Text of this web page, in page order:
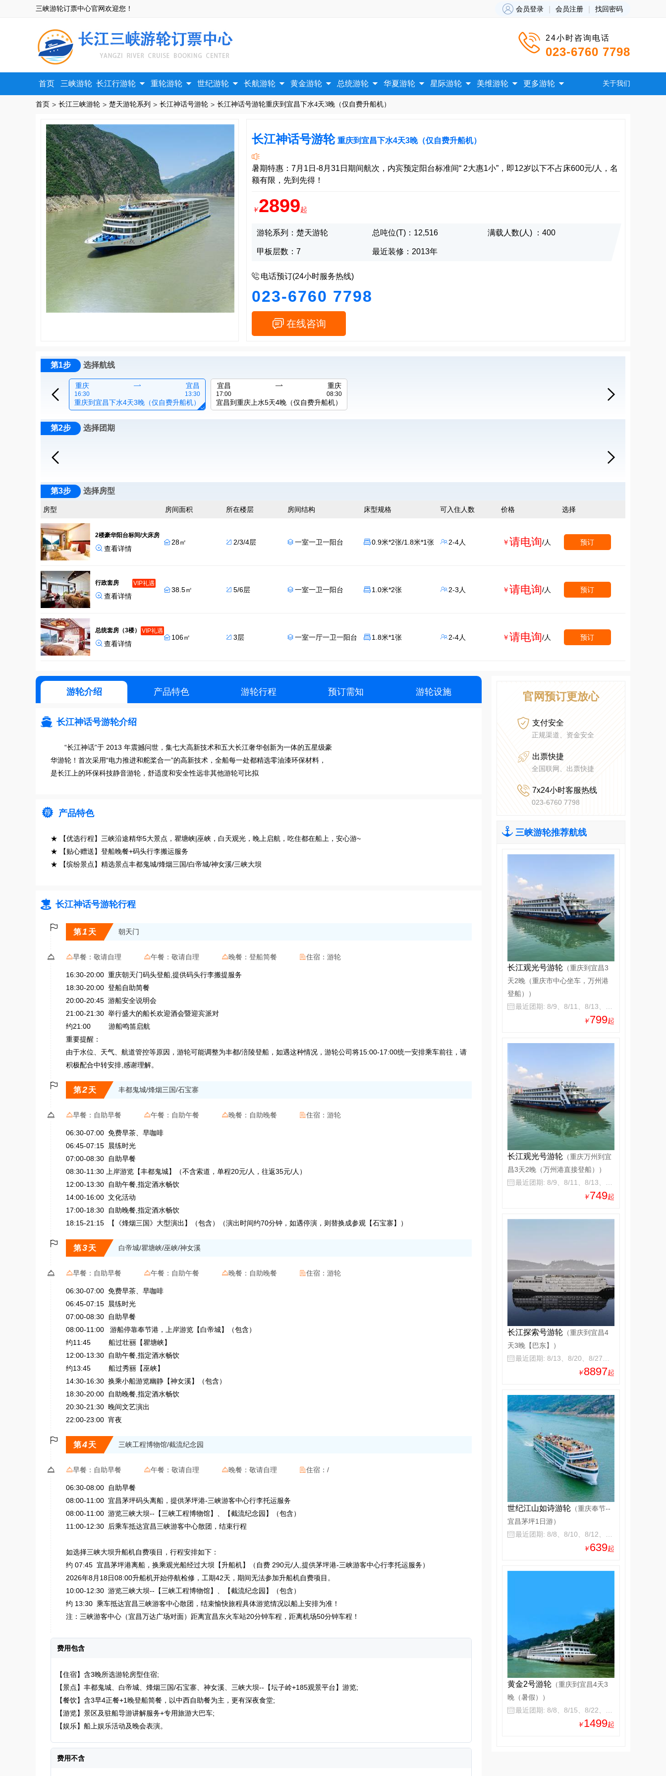
三峡游轮订票中心官网欢迎您！  会员登录 会员注册 找回密码
 24小时咨询电话
023-6760 7798
首页 三峡游轮 长江行游轮  重轮游轮  世纪游轮  长航游轮  黄金游轮  总统游轮  华夏游轮  星际游轮  美维游轮  更多游轮  关于我们
首页 > 长江三峡游轮 > 楚天游轮系列 > 长江神话号游轮 > 长江神话号游轮重庆到宜昌下水4天3晚（仅自费升船机）
长江神话号游轮 重庆到宜昌下水4天3晚（仅自费升船机）

暑期特惠：7月1日-8月31日期间航次，内宾预定阳台标准间“ 2大惠1小”，即12岁以下不占床600元/人，名
额有限，先到先得！
￥2899起
游轮系列：楚天游轮 总吨位(T)：12,516 满载人数(人) ：400
甲板层数：7 最近装修：2013年
 电话预订(24小时服务热线)
023-6760 7798
 在线咨询
第1步 选择航线

重庆
16:30
 宜昌
13:30
重庆到宜昌下水4天3晚（仅自费升船机） 
宜昌
17:00
 重庆
08:30
宜昌到重庆上水5天4晚（仅自费升船机）

第2步 选择团期
 
第3步 选择房型
房型 房间面积 所在楼层 房间结构 床型规格 可入住人数 价格 选择
2楼豪华阳台标间/大床房
 查看详情
 28㎡  2/3/4层  一室一卫一阳台 0.9米*2张/1.8米*1张  2-4人 ￥请电询/人 预订
行政套房 VIP礼遇
 查看详情
38.5㎡  5/6层  一室一卫一阳台  1.0米*2张  2-3人 ￥请电询/人 预订
总统套房（3楼） VIP礼遇
 查看详情
 106㎡  3层  一室一厅一卫一阳台  1.8米*1张  2-4人 ￥请电询/人 预订
游轮介绍 产品特色 游轮行程 预订需知 游轮设施
 长江神话号游轮介绍
“长江神话”于 2013 年震撼问世，集七大高新技术和五大长江奢华创新为一体的五星级豪
华游轮！首次采用“电力推进和舵桨合一”的高新技术，全船每一处都精选零油漆环保材料，
是长江上的环保科技静音游轮，舒适度和安全性远非其他游轮可比拟
 产品特色
★ 【优选行程】三峡沿途精华5大景点，瞿塘峡|巫峡，白天观光，晚上启航，吃住都在船上，安心游~
★ 【贴心赠送】登船晚餐+码头行李搬运服务
★ 【缤纷景点】精选景点丰都鬼城/烽烟三国/白帝城/神女溪/三峡大坝
 长江神话号游轮行程

第1 天 朝天门
 早餐： 敬请自理 午餐： 敬请自理 晚餐： 登船简餐 住宿： 游轮
16:30-20:00 重庆朝天门码头登船,提供码头行李搬提服务
18:30-20:00 登船自助简餐
20:00-20:45 游船安全说明会
21:00-21:30 举行盛大的船长欢迎酒会暨迎宾派对
约21:00 游船鸣笛启航
重要提醒：
由于水位、天气、航道管控等原因，游轮可能调整为丰都/涪陵登船，如遇这种情况，游轮公司将15:00-17:00统一安排乘车前往，请
积极配合中转安排,感谢理解。

第2天 丰都鬼城/烽烟三国/石宝寨
 早餐： 自助早餐 午餐： 自助午餐 晚餐： 自助晚餐 住宿： 游轮
06:30-07:00 免费早茶、早咖啡
06:45-07:15 晨练时光
07:00-08:30 自助早餐
08:30-11:30 上岸游览【丰都鬼城】（不含索道，单程20元/人，往返35元/人）
12:00-13:30 自助午餐,指定酒水畅饮
14:00-16:00 文化活动
17:00-18:30 自助晚餐,指定酒水畅饮
18:15-21:15 【《烽烟三国》大型演出】（包含）（演出时间约70分钟，如遇停演，则替换成参观【石宝寨】）

第3天 白帝城/瞿塘峡/巫峡/神女溪
 早餐： 自助早餐 午餐： 自助午餐 晚餐： 自助晚餐 住宿： 游轮
06:30-07:00 免费早茶、早咖啡
06:45-07:15 晨练时光
07:00-08:30 自助早餐
08:00-11:00 游船停靠奉节港，上岸游览【白帝城】（包含）
约11:45 船过壮丽【瞿塘峡】
12:00-13:30 自助午餐,指定酒水畅饮
约13:45 船过秀丽【巫峡】
14:30-16:30 换乘小船游览幽静【神女溪】（包含）
18:30-20:00 自助晚餐,指定酒水畅饮
20:30-21:30 晚间文艺演出
22:00-23:00 宵夜

第4天 三峡工程博物馆/截流纪念园
 早餐： 自助早餐 午餐： 敬请自理 晚餐： 敬请自理 住宿： /
06:30-08:00 自助早餐
08:00-11:00 宜昌茅坪码头离船，提供茅坪港-三峡游客中心行李托运服务
08:00-11:00 游览三峡大坝--【三峡工程博物馆】、【截流纪念园】（包含）
11:00-12:30 后乘车抵达宜昌三峡游客中心散团，结束行程
如选择三峡大坝升船机自费项目，行程安排如下：
约 07:45 宜昌茅坪港离船，换乘观光船经过大坝【升船机】（自费 290元/人,提供茅坪港-三峡游客中心行李托运服务）
2026年8月18日08:00升船机开始停航检修，工期42天，期间无法参加升船机自费项目。
10:00-12:30 游览三峡大坝--【三峡工程博物馆】、【截流纪念园】（包含）
约 13:30 乘车抵达宜昌三峡游客中心散团，结束愉快旅程具体游览情况以船上安排为准！
注：三峡游客中心（宜昌万达广场对面）距离宜昌东火车站20分钟车程，距离机场50分钟车程！
费用包含
【住宿】含3晚所选游轮房型住宿;
【景点】丰都鬼城、白帝城、烽烟三国/石宝寨、神女溪、三峡大坝--【坛子岭+185观景平台】游览;
【餐饮】含3早4正餐+1晚登船简餐，以中西自助餐为主，更有深夜食堂;
【游览】景区及驻船导游讲解服务+专用旅游大巴车;
【娱乐】船上娱乐活动及晚会表演。
费用不含
官网预订更放心
 支付安全
正规渠道、资金安全
 出票快捷
全国联网、出票快捷
 7x24小时客服热线
023-6760 7798
 三峡游轮推荐航线
长江观光号游轮 （重庆到宜昌3
天2晚（重庆市中心坐车，万州港
登船））
 最近团期: 8/9、8/11、8/13、8/15
￥799起
长江观光号游轮 （重庆万州到宜
昌3天2晚（万州港直接登船））
 最近团期: 8/9、8/11、8/13、8/15
￥749起
长江探索号游轮 （重庆到宜昌4
天3晚【巴东】）
 最近团期: 8/13、8/20、8/27、9/3
￥8897起
世纪江山如诗游轮 （重庆奉节--
宜昌茅坪1日游）
 最近团期: 8/8、8/10、8/12、8/14
￥639起
黄金2号游轮 （重庆到宜昌4天3
晚（暑假））
 最近团期: 8/8、8/15、8/22、8/29
￥1499起